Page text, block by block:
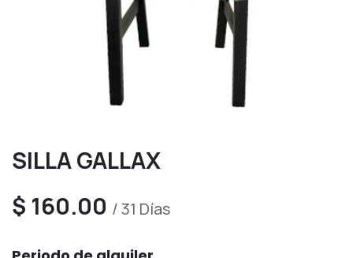
SILLA GALLAX
$ 160.00 /31 Días